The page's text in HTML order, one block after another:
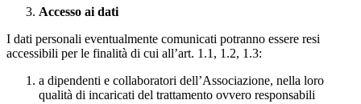
Accesso ai dati
I dati personali eventualmente comunicati potranno essere resi
accessibili per le finalità di cui all’art. 1.1, 1.2, 1.3:
a dipendenti e collaboratori dell’Associazione, nella loro
qualità di incaricati del trattamento ovvero responsabili